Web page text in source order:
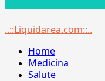
Menu
..::Liquidarea.com::..
Home
Medicina
Salute